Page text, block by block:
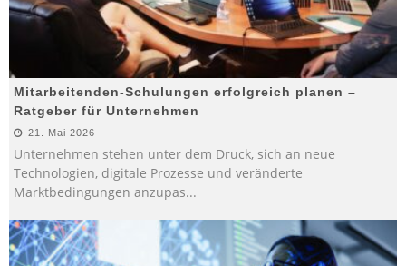
Mitarbeitenden-Schulungen erfolgreich planen –
Ratgeber für Unternehmen
21. Mai 2026
Unternehmen stehen unter dem Druck, sich an neue
Technologien, digitale Prozesse und veränderte
Marktbedingungen anzupas...